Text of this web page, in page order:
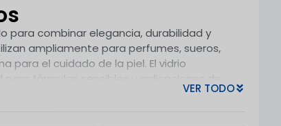
para combinar elegancia, durabilidad y
ampliamente para perfumes, sueros,
para el cuidado de la piel. El vidrio
fórmulas sensibles y aplicaciones de
VER TODO